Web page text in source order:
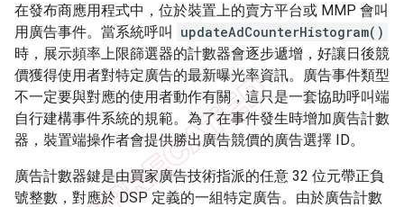
在發布商應用程式中，位於裝置上的賣方平台或 MMP 會叫
用廣告事件。當系統呼叫
updateAdCounterHistogram()
時，展示頻率上限篩選器的計數器會逐步遞增，好讓日後競
價獲得使用者對特定廣告的最新曝光率資訊。廣告事件類型
不一定要與對應的使用者動作有關，這只是一套協助呼叫端
自行建構事件系統的規範。為了在事件發生時增加廣告計數
器，裝置端操作者會提供勝出廣告競價的廣告選擇 ID。
廣告計數器鍵是由買家廣告技術指派的任意 32 位元帶正負
號整數，對應於 DSP 定義的一組特定廣告。由於廣告計數